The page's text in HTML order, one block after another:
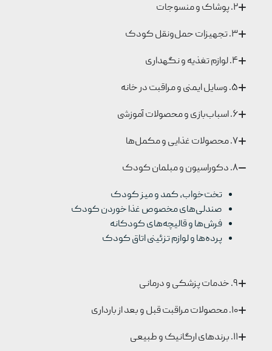
۲. پوشاک و منسوجات
۳. تجهیزات حمل‌ونقل کودک
۴. لوازم تغذیه و نگهداری
۵. وسایل ایمنی و مراقبت در خانه
۶. اسباب‌بازی و محصولات آموزشی
۷. محصولات غذایی و مکمل‌ها
۸. دکوراسیون و مبلمان کودک
تخت‌خواب، کمد و میز کودک
صندلی‌های مخصوص غذا خوردن کودک
فرش‌ها و قالیچه‌های کودکانه
پرده‌ها و لوازم تزئینی اتاق کودک
۹. خدمات پزشکی و درمانی
۱۰. محصولات مراقبت قبل و بعد از بارداری
۱۱. برندهای ارگانیک و طبیعی